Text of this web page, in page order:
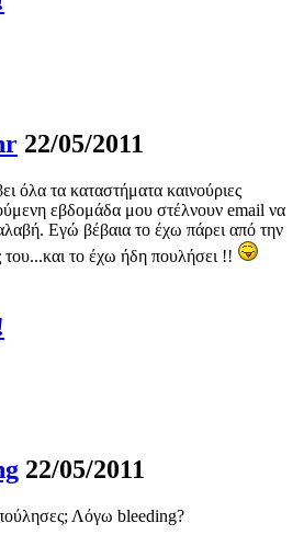
22/05/2011
όλα τα καταστήματα καινούριες
εβδομάδα μου στέλνουν email να
Εγώ βέβαια το έχω πάρει από την
το έχω ήδη πουλήσει !!
22/05/2011
πούλησες; Λόγω bleeding?